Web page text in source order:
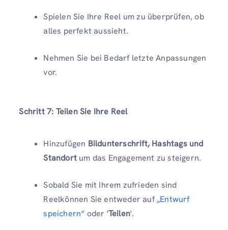
Spielen Sie Ihre Reel um zu überprüfen, ob
alles perfekt aussieht.
Nehmen Sie bei Bedarf letzte Anpassungen
vor.
Schritt 7: Teilen Sie Ihre Reel
Hinzufügen Bildunterschrift, Hashtags und
Standort um das Engagement zu steigern.
Sobald Sie mit Ihrem zufrieden sind
Reelkönnen Sie entweder auf„Entwurf
speichern“ oder 'Teilen'.